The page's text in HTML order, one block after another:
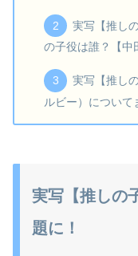
実写【推し
の子役は誰？【中
実写【推し
ルビー）について
実写【推しの
題に！